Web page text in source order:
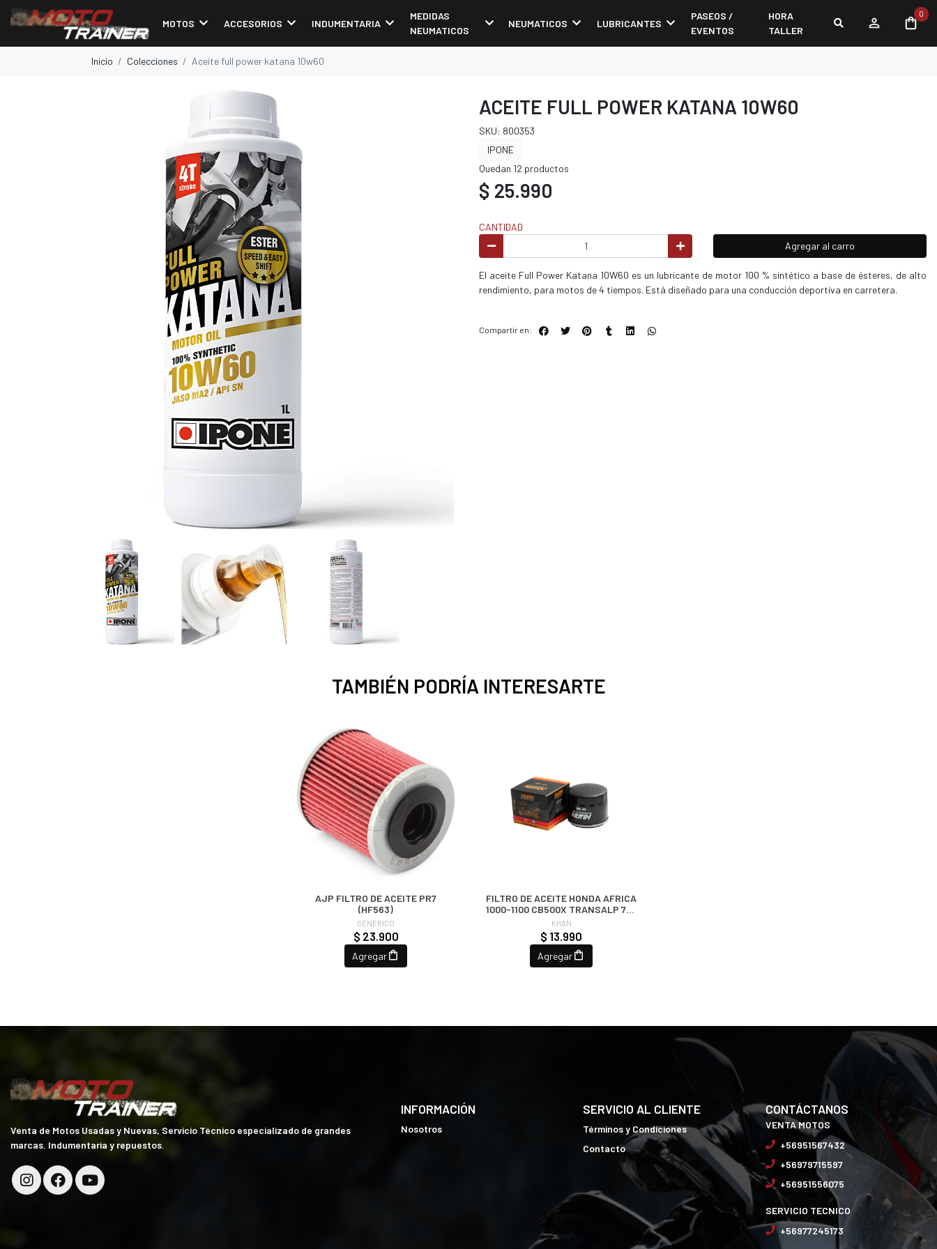
MOTOS ACCESORIOS INDUMENTARIA
MEDIDAS
NEUMATICOS
NEUMATICOS LUBRICANTES
PASEOS /
EVENTOS
HORA
TALLER
0
Inicio Colecciones Aceite full power katana 10w60
ACEITE FULL POWER KATANA 10W60
SKU: 800353
IPONE
Quedan 12 productos
$ 25.990
CANTIDAD
Agregar al carro
El aceite Full Power Katana 10W60 es un lubricante de motor 100 % sintético a base de ésteres, de alto
rendimiento, para motos de 4 tiempos. Está diseñado para una conducción deportiva en carretera.
Compartir en:
TAMBIÉN PODRÍA INTERESARTE
AJP FILTRO DE ACEITE PR7
(HF563)
GENERICO
$ 23.900
Agregar
FILTRO DE ACEITE HONDA AFRICA
1000-1100 CB500X TRANSALP 750
KF-204
KHAN
$ 13.990
Agregar
Venta de Motos Usadas y Nuevas, Servicio Técnico especializado de grandes
marcas. Indumentaria y repuestos.
INFORMACIÓN
Nosotros
SERVICIO AL CLIENTE
Términos y Condiciones
Contacto
CONTÁCTANOS
VENTA MOTOS
+56951567432
+56979715597
+56951556075
SERVICIO TECNICO
+56977245173